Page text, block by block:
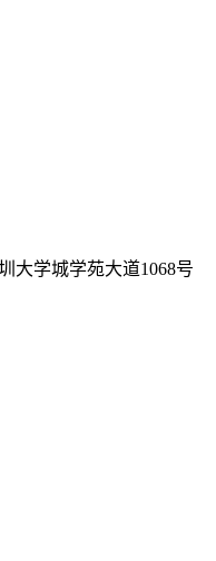
大学城学苑大道1068号